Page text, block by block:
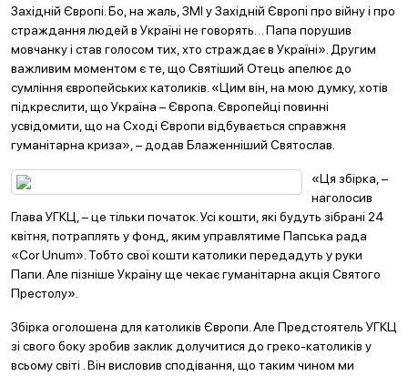
Західній Європі. Бо, на жаль, ЗМІ у Західній Європі про війну і про
страждання людей в Україні не говорять… Папа порушив
мовчанку і став голосом тих, хто страждає в Україні». Другим
важливим моментом є те, що Святіший Отець апелює до
сумління європейських католиків. «Цим він, на мою думку, хотів
підкреслити, що Україна – Європа. Європейці повинні
усвідомити, що на Сході Європи відбувається справжня
гуманітарна криза», – додав Блаженніший Святослав.
«Ця збірка, –
наголосив
Глава УГКЦ, – це тільки початок. Усі кошти, які будуть зібрані 24
квітня, потраплять у фонд, яким управлятиме Папська рада
«Cor Unum». Тобто свої кошти католики передадуть у руки
Папи. Але пізніше Україну ще чекає гуманітарна акція Святого
Престолу».
Збірка оголошена для католиків Європи. Але Предстоятель УГКЦ
зі свого боку зробив заклик долучитися до греко-католиків у
всьому світі . Він висловив сподівання, що таким чином ми